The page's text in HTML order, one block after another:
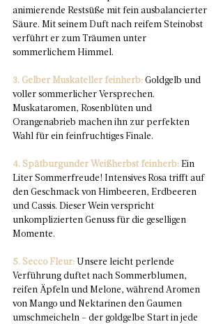
animierende Restsüße mit fein ausbalancierter
Säure. Mit seinem Duft nach reifem Steinobst
verführt er zum Träumen unter
sommerlichem Himmel.
3. Gelber Muskateller feinherb: Goldgelb und
voller sommerlicher Versprechen.
Muskataromen, Rosenblüten und
Orangenabrieb machen ihn zur perfekten
Wahl für ein feinfruchtiges Finale.
4. Spätburgunder Weißherbst feinherb: Ein
Liter Sommerfreude! Intensives Rosa trifft auf
den Geschmack von Himbeeren, Erdbeeren
und Cassis. Dieser Wein verspricht
unkomplizierten Genuss für die geselligen
Momente.
5. Secco Fleur: Unsere leicht perlende
Verführung duftet nach Sommerblumen,
reifen Äpfeln und Melone, während Aromen
von Mango und Nektarinen den Gaumen
umschmeicheln – der goldgelbe Start in jede